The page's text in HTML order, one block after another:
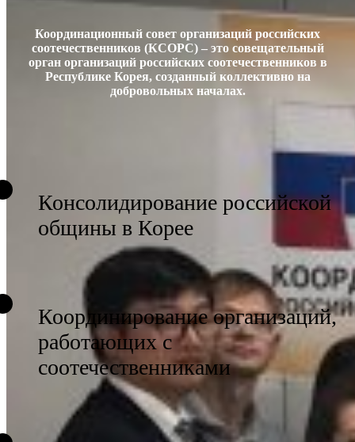
Координационный совет организаций российских
соотечественников (КСОРС) – это совещательный
орган организаций российских соотечественников в
Республике Корея, созданный коллективно на
добровольных началах.
Консолидирование российской
общины в Корее
Координирование организаций,
работающих с
соотечественниками